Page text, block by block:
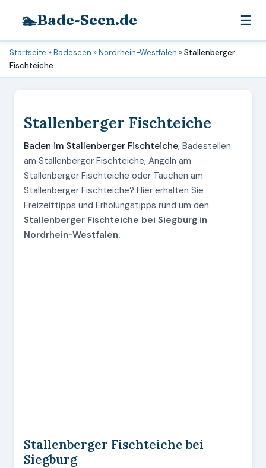
🏊Bade-Seen.de ☰
Startseite »Badeseen »Nordrhein-Westfalen »Stallenberger
Fischteiche
Stallenberger Fischteiche
Baden im Stallenberger Fischteiche, Badestellen
am Stallenberger Fischteiche, Angeln am
Stallenberger Fischteiche oder Tauchen am
Stallenberger Fischteiche? Hier erhalten Sie
Freizeittipps und Erholungstipps rund um den
Stallenberger Fischteiche bei Siegburg in
Nordrhein-Westfalen.
Stallenberger Fischteiche bei
Siegburg